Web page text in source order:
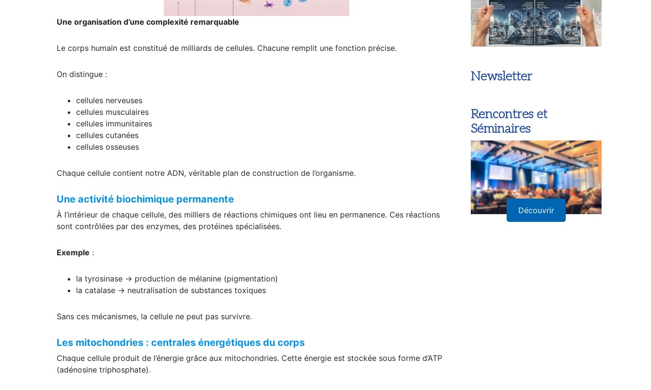
Une organisation d’une complexité remarquable
Le corps humain est constitué de milliards de cellules. Chacune remplit une fonction précise.
On distingue :
cellules nerveuses
cellules musculaires
cellules immunitaires
cellules cutanées
cellules osseuses
Chaque cellule contient notre ADN, véritable plan de construction de l’organisme.
Une activité biochimique permanente
À l’intérieur de chaque cellule, des milliers de réactions chimiques ont lieu en permanence. Ces réactions
sont contrôlées par des enzymes, des protéines spécialisées.
Exemple :
la tyrosinase → production de mélanine (pigmentation)
la catalase → neutralisation de substances toxiques
Sans ces mécanismes, la cellule ne peut pas survivre.
Les mitochondries : centrales énergétiques du corps
Chaque cellule produit de l’énergie grâce aux mitochondries. Cette énergie est stockée sous forme d’ATP
(adénosine triphosphate).
Newsletter
Rencontres et
Séminaires
Découvrir